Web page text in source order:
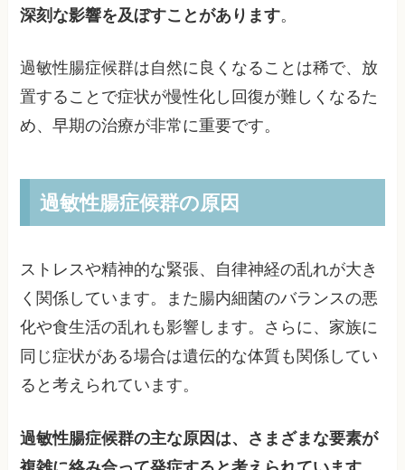
深刻な影響を及ぼすことがあります。
過敏性腸症候群は自然に良くなることは稀で、放
置することで症状が慢性化し回復が難しくなるた
め、早期の治療が非常に重要です。
過敏性腸症候群の原因
ストレスや精神的な緊張、自律神経の乱れが大き
く関係しています。また腸内細菌のバランスの悪
化や食生活の乱れも影響します。さらに、家族に
同じ症状がある場合は遺伝的な体質も関係してい
ると考えられています。
過敏性腸症候群の主な原因は、さまざまな要素が